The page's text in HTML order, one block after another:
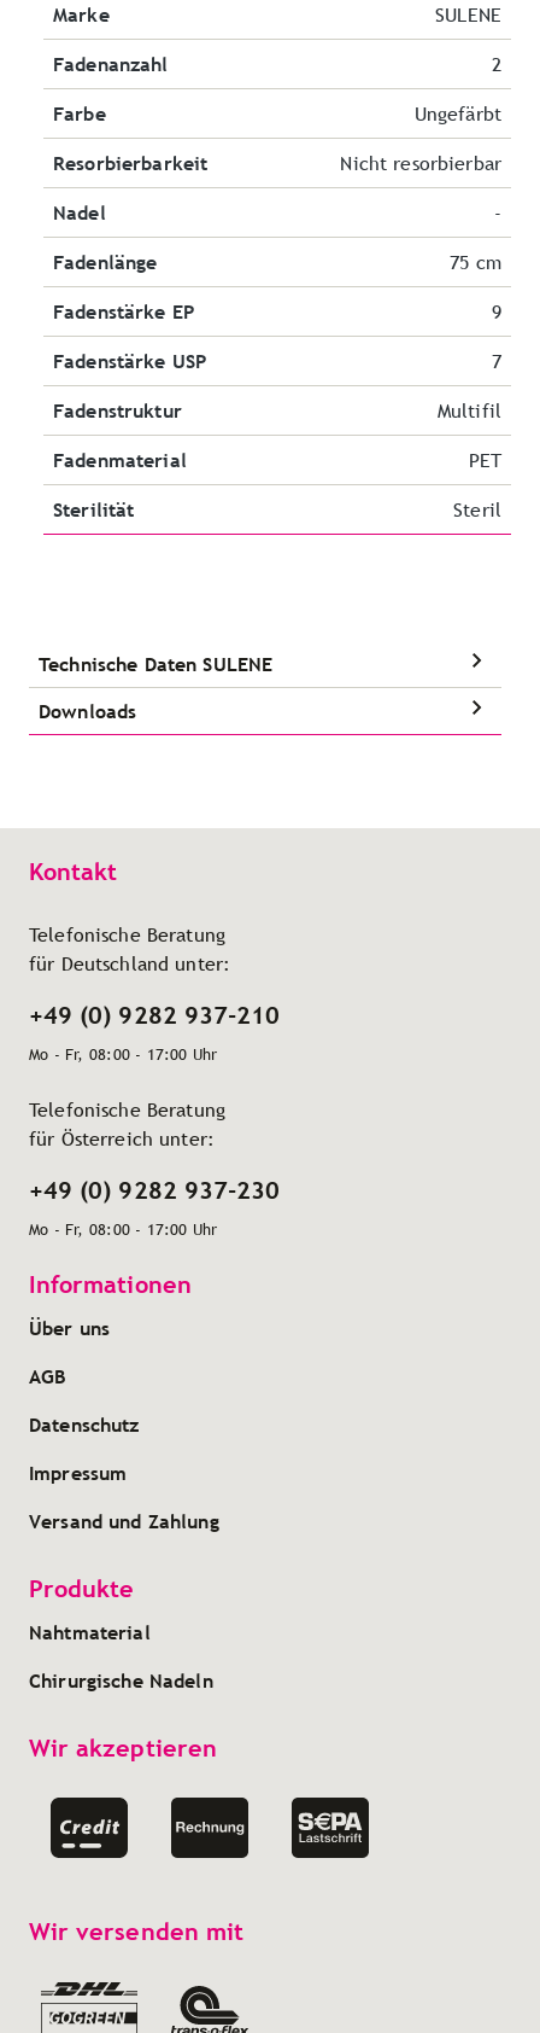
Marke SULENE
Fadenanzahl 2
Farbe Ungefärbt
Resorbierbarkeit Nicht resorbierbar
Nadel -
Fadenlänge 75 cm
Fadenstärke EP 9
Fadenstärke USP 7
Fadenstruktur Multifil
Fadenmaterial PET
Sterilität Steril
Technische Daten SULENE
Downloads
Kontakt
Telefonische Beratung
für Deutschland unter:
+49 (0) 9282 937-210
Mo - Fr, 08:00 - 17:00 Uhr
Telefonische Beratung
für Österreich unter:
+49 (0) 9282 937-230
Mo - Fr, 08:00 - 17:00 Uhr
Informationen
Über uns
AGB
Datenschutz
Impressum
Versand und Zahlung
Produkte
Nahtmaterial
Chirurgische Nadeln
Wir akzeptieren
Wir versenden mit